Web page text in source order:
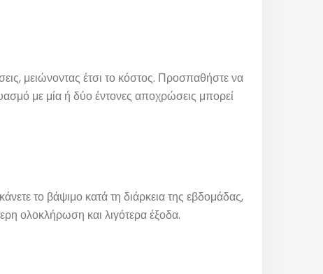
μειώνοντας έτσι το κόστος. Προσπαθήστε να
με μία ή δύο έντονες αποχρώσεις μπορεί
το βάψιμο κατά τη διάρκεια της εβδομάδας,
ολοκλήρωση και λιγότερα έξοδα.